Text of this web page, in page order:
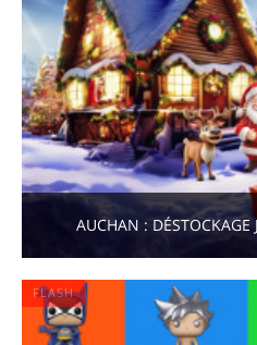
AUCHAN : DÉSTOCKAGE
FLASH